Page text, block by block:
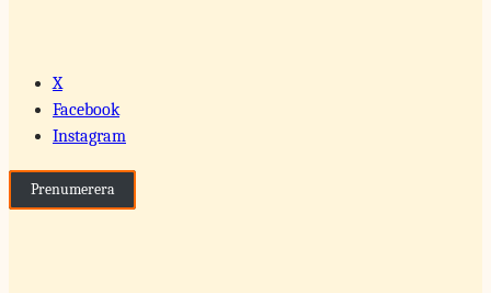
X
Facebook
Instagram
Prenumerera